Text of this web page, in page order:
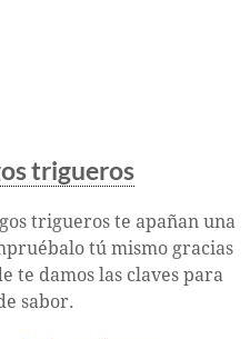
trigueros
trigueros te apañan una
tú mismo gracias
te damos las claves para
sabor.